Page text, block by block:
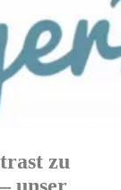
zu